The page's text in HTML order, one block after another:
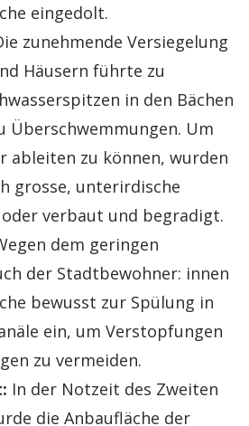
eingedolt.
zunehmende Versiegelung
Häusern führte zu
in den Bächen
Überschwemmungen. Um
ableiten zu können, wurden
grosse, unterirdische
verbaut und begradigt.
dem geringen
der Stadtbewohner: innen
bewusst zur Spülung in
ein, um Verstopfungen
zu vermeiden.
In der Notzeit des Zweiten
die Anbaufläche der